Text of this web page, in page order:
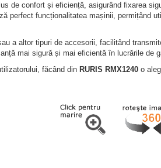
de confort și eficiență, asigurând fixarea
perfect funcționalitatea mașinii, permițând
a altor tipuri de accesorii, facilitând
mai sigură și mai eficientă în lucrările de
făcând din RURIS RMX1240 o